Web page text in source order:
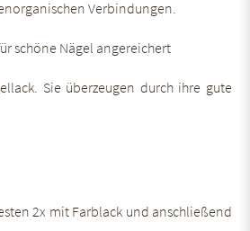
Verbindungen.
schöne Nägel angereichert
Sie überzeugen durch ihre gute
2x mit Farblack und anschließend